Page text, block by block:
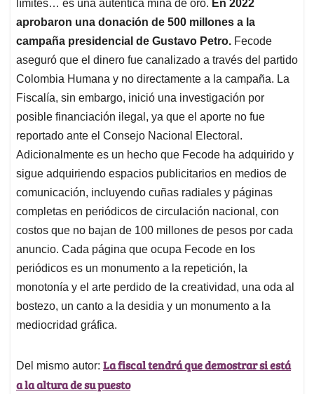
límites… es una auténtica mina de oro. En 2022
aprobaron una donación de 500 millones a la
campaña presidencial de Gustavo Petro. Fecode
aseguró que el dinero fue canalizado a través del partido
Colombia Humana y no directamente a la campaña. La
Fiscalía, sin embargo, inició una investigación por
posible financiación ilegal, ya que el aporte no fue
reportado ante el Consejo Nacional Electoral.
Adicionalmente es un hecho que Fecode ha adquirido y
sigue adquiriendo espacios publicitarios en medios de
comunicación, incluyendo cuñas radiales y páginas
completas en periódicos de circulación nacional, con
costos que no bajan de 100 millones de pesos por cada
anuncio. Cada página que ocupa Fecode en los
periódicos es un monumento a la repetición, la
monotonía y el arte perdido de la creatividad, una oda al
bostezo, un canto a la desidia y un monumento a la
mediocridad gráfica.
Del mismo autor: La fiscal tendrá que demostrar si está
a la altura de su puesto